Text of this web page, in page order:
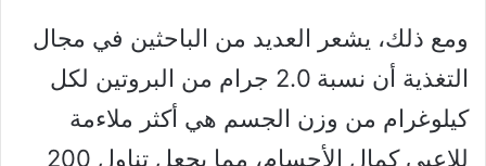
ومع ذلك، يشعر العديد من الباحثين في مجال
التغذية أن نسبة 2.0 جرام من البروتين لكل
كيلوغرام من وزن الجسم هي أكثر ملاءمة
للاعبي كمال الأجسام، مما يجعل تناول 200